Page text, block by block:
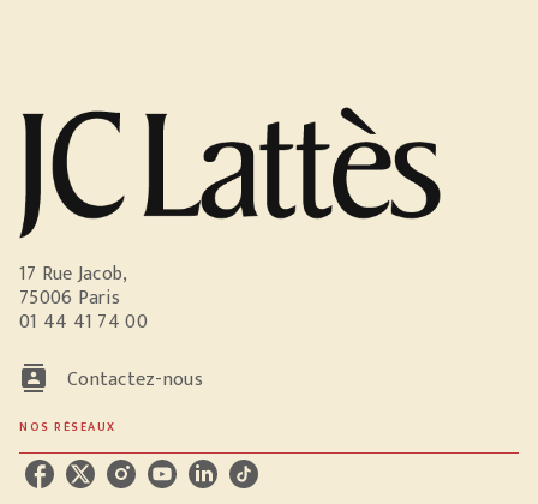
17 Rue Jacob,
75006 Paris
01 44 41 74 00
contacts Contactez-nous
NOS RÉSEAUX